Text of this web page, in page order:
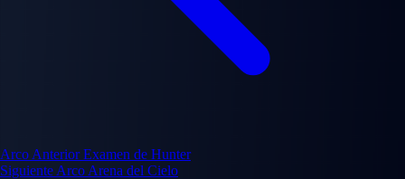
Arco Anterior Examen de Hunter
Siguiente Arco Arena del Cielo